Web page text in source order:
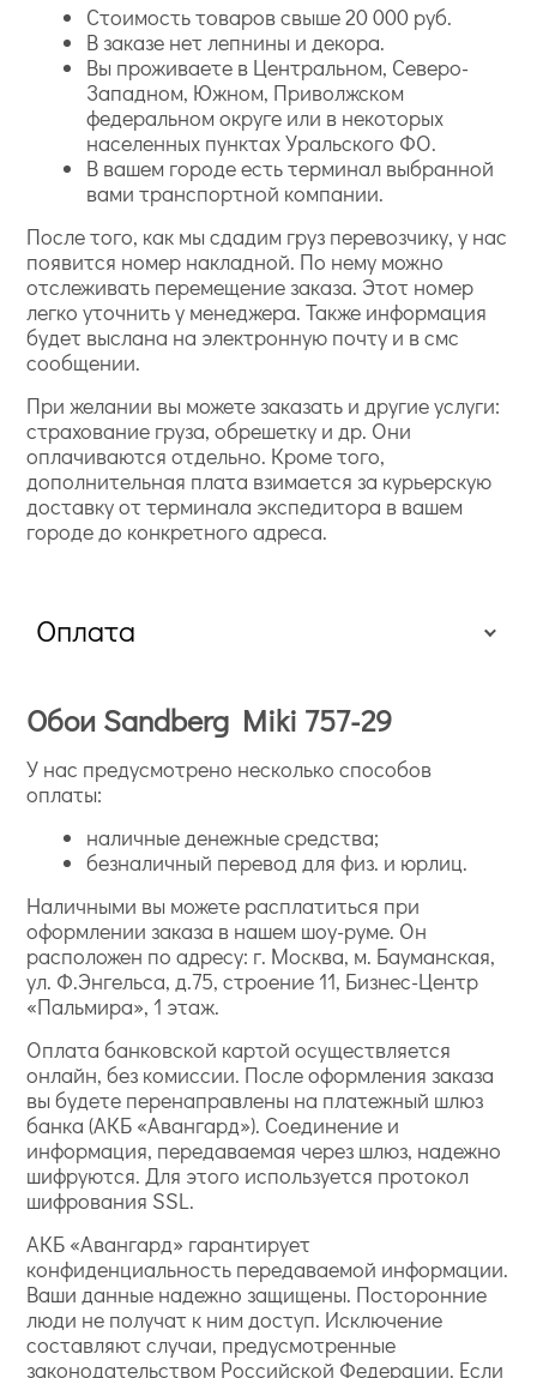
Стоимость товаров свыше 20 000 руб.
В заказе нет лепнины и декора.
Вы проживаете в Центральном, Северо-
Западном, Южном, Приволжском
федеральном округе или в некоторых
населенных пунктах Уральского ФО.
В вашем городе есть терминал выбранной
вами транспортной компании.
После того, как мы сдадим груз перевозчику, у нас
появится номер накладной. По нему можно
отслеживать перемещение заказа. Этот номер
легко уточнить у менеджера. Также информация
будет выслана на электронную почту и в смс
сообщении.
При желании вы можете заказать и другие услуги:
страхование груза, обрешетку и др. Они
оплачиваются отдельно. Кроме того,
дополнительная плата взимается за курьерскую
доставку от терминала экспедитора в вашем
городе до конкретного адреса.
Оплата
Обои Sandberg Miki 757-29
У нас предусмотрено несколько способов
оплаты:
наличные денежные средства;
безналичный перевод для физ. и юрлиц.
Наличными вы можете расплатиться при
оформлении заказа в нашем шоу-руме. Он
расположен по адресу: г. Москва, м. Бауманская,
ул. Ф.Энгельса, д.75, строение 11, Бизнес-Центр
«Пальмира», 1 этаж.
Оплата банковской картой осуществляется
онлайн, без комиссии. После оформления заказа
вы будете перенаправлены на платежный шлюз
банка (АКБ «Авангард»). Соединение и
информация, передаваемая через шлюз, надежно
шифруются. Для этого используется протокол
шифрования SSL.
АКБ «Авангард» гарантирует
конфиденциальность передаваемой информации.
Ваши данные надежно защищены. Посторонние
люди не получат к ним доступ. Исключение
составляют случаи, предусмотренные
законодательством Российской Федерации. Если